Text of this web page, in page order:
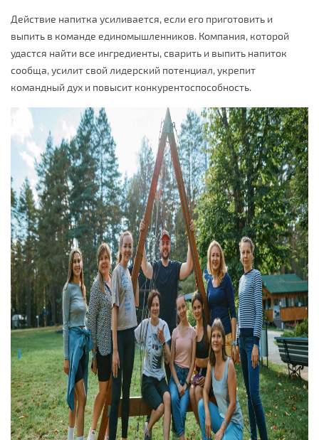
Действие напитка усиливается, если его приготовить и
выпить в команде единомышленников. Компания, которой
удастся найти все ингредиенты, сварить и выпить напиток
сообща, усилит свой лидерский потенциал, укрепит
командный дух и повысит конкурентоспособность.